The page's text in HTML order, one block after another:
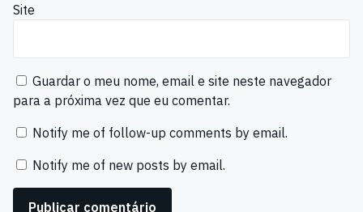
Site
Guardar o meu nome, email e site neste navegador
para a próxima vez que eu comentar.
Notify me of follow-up comments by email.
Notify me of new posts by email.